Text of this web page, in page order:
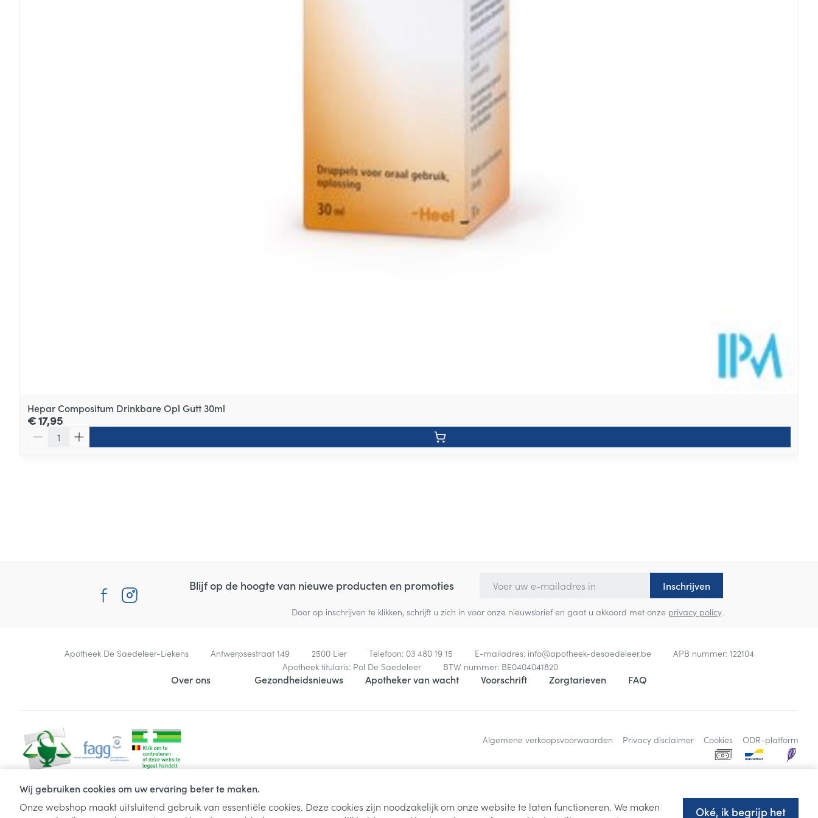
Wij gebruiken cookies om uw ervaring beter te maken.
Onze webshop maakt uitsluitend gebruik van essentiële cookies. Deze cookies zijn noodzakelijk om onze website te laten functioneren. We maken
Oké, ik begrijp het
Hepar Compositum Drinkbare Opl Gutt 30ml
€ 17,95
Blijf op de hoogte van nieuwe producten en promoties Inschrijven
Door op inschrijven te klikken, schrijft u zich in voor onze nieuwsbrief en gaat u akkoord met onze privacy policy.
Contacteer ons
Apotheek De Saedeleer-Liekens Antwerpsestraat 149 2500 Lier Telefoon: 03 480 19 15 E-mailadres: info@apotheek-desaedeleer.be APB nummer: 122104
Apotheek titularis: Pol De Saedeleer BTW nummer: BE0404041820
Over ons Gezondheidsnieuws Apotheker van wacht Voorschrift Zorgtarieven FAQ
Algemene verkoopsvoorwaarden Privacy disclaimer Cookies ODR-platform